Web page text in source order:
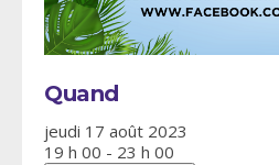
Quand
jeudi 17 août 2023
19 h 00 - 23 h 00